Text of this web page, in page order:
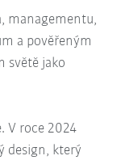
managementu,
a pověřeným
světě jako
V roce 2024
design, který